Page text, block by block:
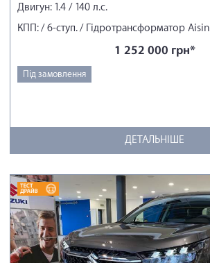
Двигун: 1.4 / 140 л.с.
КПП: / 6-ступ. / Гідротрансформатор Aisin
1 252 000 грн*
Під замовлення
ДЕТАЛЬНІШЕ